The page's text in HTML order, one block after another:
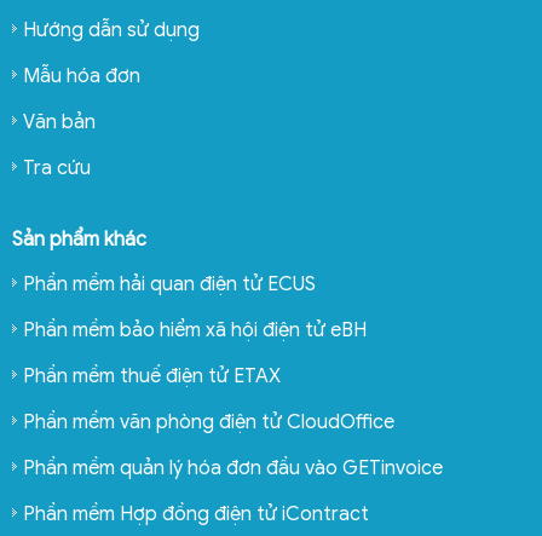
Hướng dẫn sử dụng
Mẫu hóa đơn
Văn bản
Tra cứu
Sản phẩm khác
Phần mềm hải quan điện tử ECUS
Phần mềm bảo hiểm xã hội điện tử eBH
Phần mềm thuế điện tử ETAX
Phần mềm văn phòng điện tử CloudOffice
Phần mềm quản lý hóa đơn đầu vào GETinvoice
Phần mềm Hợp đồng điện tử iContract